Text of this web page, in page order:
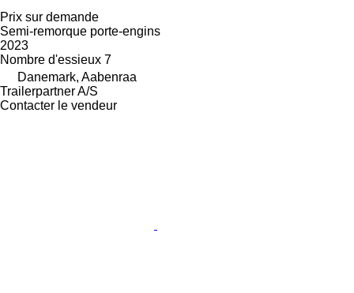
Prix sur demande
Semi-remorque porte-engins
2023
Nombre d'essieux 7
Danemark, Aabenraa
Trailerpartner A/S
Contacter le vendeur